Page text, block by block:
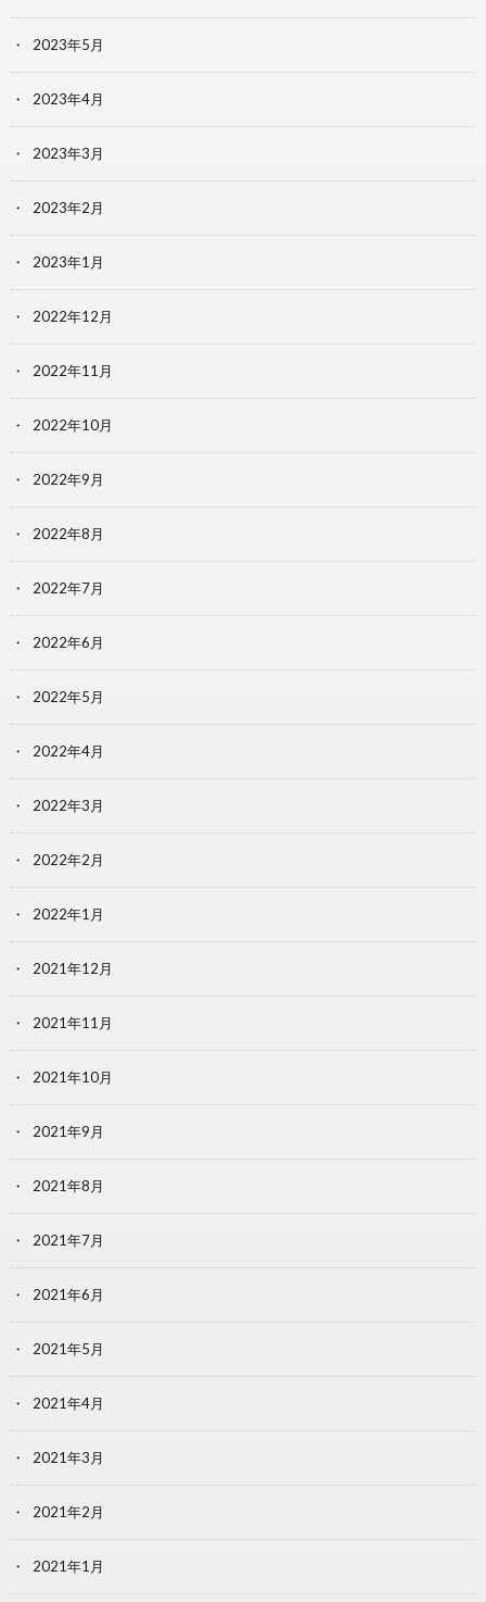
2023年5月
2023年4月
2023年3月
2023年2月
2023年1月
2022年12月
2022年11月
2022年10月
2022年9月
2022年8月
2022年7月
2022年6月
2022年5月
2022年4月
2022年3月
2022年2月
2022年1月
2021年12月
2021年11月
2021年10月
2021年9月
2021年8月
2021年7月
2021年6月
2021年5月
2021年4月
2021年3月
2021年2月
2021年1月